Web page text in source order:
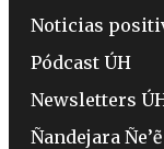
Noticias
Pódcast ÚH
Newsletters
Ñandejara Ñe’ẽ